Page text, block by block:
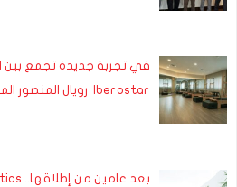
في تجربة جديدة تجمع بين
Iberostar رويال المنصور المهدية يطلق Pila…